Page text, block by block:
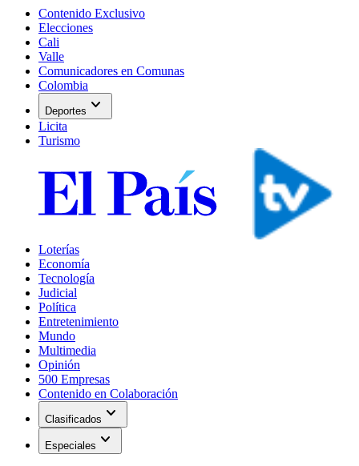
Contenido Exclusivo
Elecciones
Cali
Valle
Comunicadores en Comunas
Colombia
Deportes expand_more
Licita
Turismo
Loterías
Economía
Tecnología
Judicial
Política
Entretenimiento
Mundo
Multimedia
Opinión
500 Empresas
Contenido en Colaboración
Clasificados expand_more
Especiales expand_more